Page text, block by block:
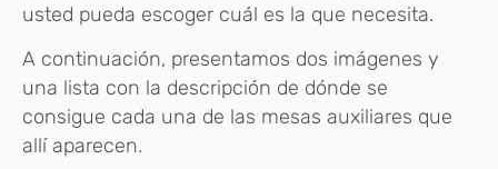
usted pueda escoger cuál es la que necesita.
A continuación, presentamos dos imágenes y
una lista con la descripción de dónde se
consigue cada una de las mesas auxiliares que
allí aparecen.